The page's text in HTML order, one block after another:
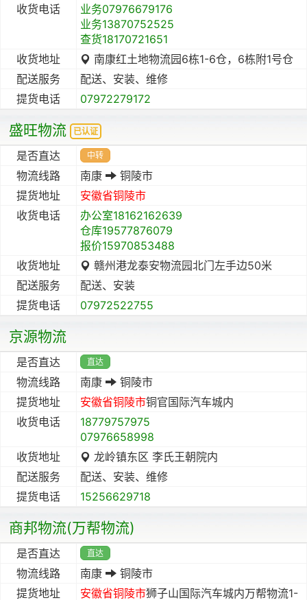
收货电话
业务07976679176
业务13870752525
查货18170721651
收货地址
南康红土地物流园6栋1-6仓，6栋附1号仓
配送服务
配送、安装、维修
提货电话
07972279172
盛旺物流 已认证
是否直达 中转
物流线路 南康
铜陵市
提货地址
安徽省铜陵市
收货电话
办公室18162162639
仓库19577876079
报价15970853488
收货地址
赣州港龙泰安物流园北门左手边50米
配送服务
配送、安装
提货电话
07972522755
京源物流
是否直达 直达
物流线路 南康
铜陵市
提货地址
安徽省铜陵市铜官国际汽车城内
收货电话
18779757975
07976658998
收货地址
龙岭镇东区 李氏王朝院内
配送服务
配送、安装、维修
提货电话
15256629718
商邦物流(万帮物流)
是否直达 直达
物流线路 南康
铜陵市
提货地址
安徽省铜陵市狮子山国际汽车城内万帮物流1-